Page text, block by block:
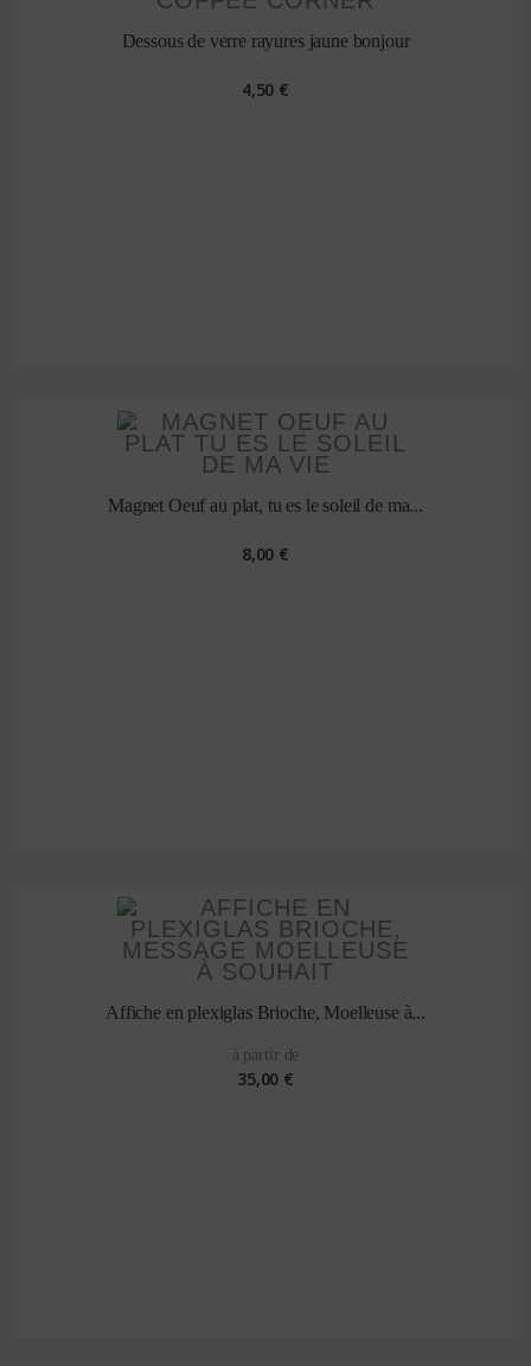
Dessous de verre rayures jaune bonjour
4,50 €
Magnet Oeuf au plat, tu es le soleil de ma...
8,00 €
Affiche en plexiglas Brioche, Moelleuse à...
à partir de
35,00 €